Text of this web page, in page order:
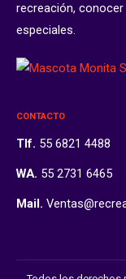
recreación,
especiales.
CONTACTO
Tlf. 55 6821 4488
WA. 55 2731 6465
Mail.